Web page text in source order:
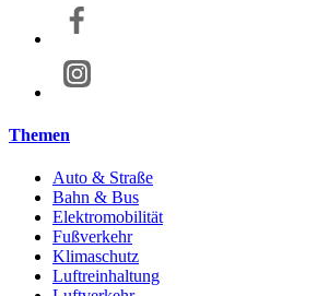
Themen
Auto & Straße
Bahn & Bus
Elektromobilität
Fußverkehr
Klimaschutz
Luftreinhaltung